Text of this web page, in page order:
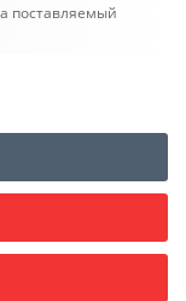
поставляемый